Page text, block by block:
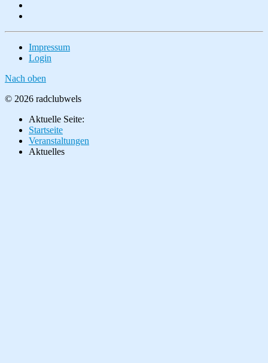
Impressum
Login
Nach oben
© 2026 radclubwels
Aktuelle Seite:
Startseite
Veranstaltungen
Aktuelles